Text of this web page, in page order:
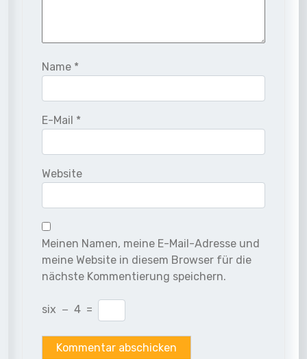
Name *
E-Mail *
Website
Meinen Namen, meine E-Mail-Adresse und
meine Website in diesem Browser für die
nächste Kommentierung speichern.
six − 4 =